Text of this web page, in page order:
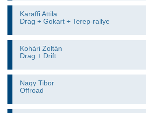
Karaffi Attila
Drag + Gokart + Terep-rallye
Kohári Zoltán
Drag + Drift
Nagy Tibor
Offroad